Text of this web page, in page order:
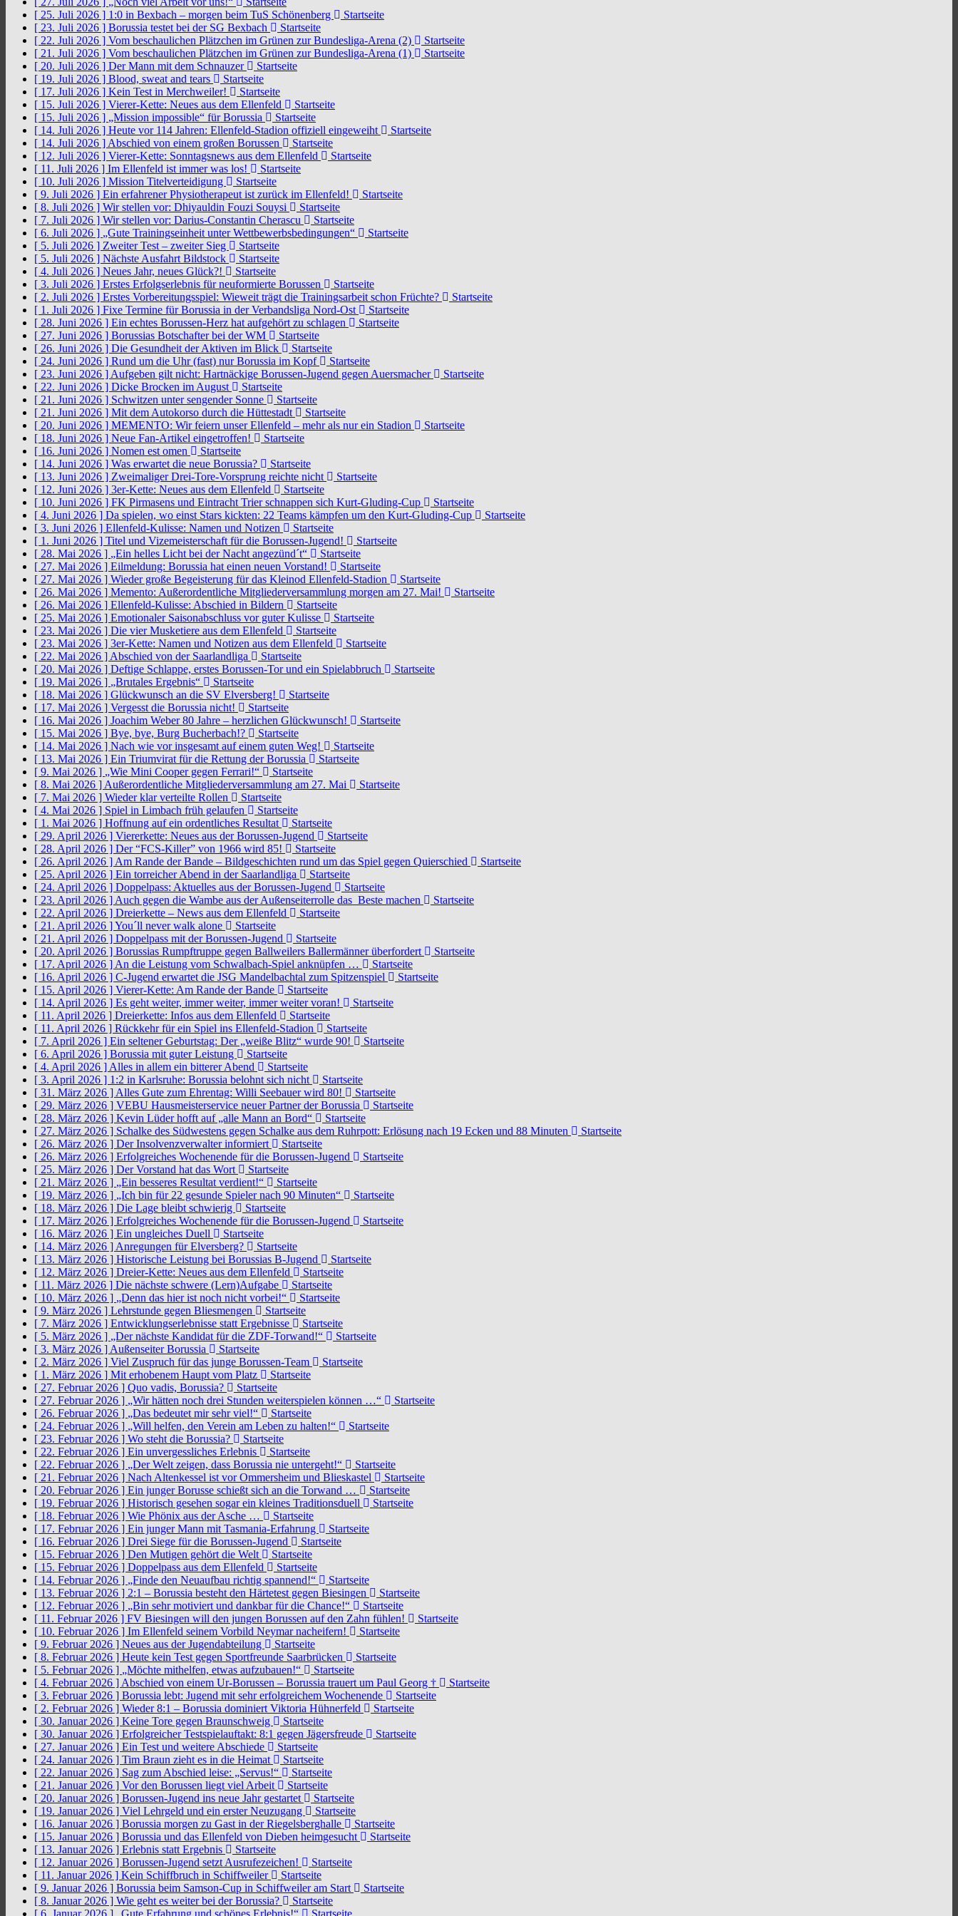
[ 25. Juli 2026 ] 1:0 in Bexbach – morgen beim TuS Schönenberg
Startseite
[ 23. Juli 2026 ] Borussia testet bei der SG Bexbach
Startseite
[ 22. Juli 2026 ] Vom beschaulichen Plätzchen im Grünen zur Bundesliga-Arena (2)
Startseite
[ 21. Juli 2026 ] Vom beschaulichen Plätzchen im Grünen zur Bundesliga-Arena (1)
Startseite
[ 20. Juli 2026 ] Der Mann mit dem Schnauzer
Startseite
[ 19. Juli 2026 ] Blood, sweat and tears
Startseite
[ 17. Juli 2026 ] Kein Test in Merchweiler!
Startseite
[ 15. Juli 2026 ] Vierer-Kette: Neues aus dem Ellenfeld
Startseite
[ 15. Juli 2026 ] „Mission impossible“ für Borussia
Startseite
[ 14. Juli 2026 ] Heute vor 114 Jahren: Ellenfeld-Stadion offiziell eingeweiht
Startseite
[ 14. Juli 2026 ] Abschied von einem großen Borussen
Startseite
[ 12. Juli 2026 ] Vierer-Kette: Sonntagsnews aus dem Ellenfeld
Startseite
[ 11. Juli 2026 ] Im Ellenfeld ist immer was los!
Startseite
[ 10. Juli 2026 ] Mission Titelverteidigung
Startseite
[ 9. Juli 2026 ] Ein erfahrener Physiotherapeut ist zurück im Ellenfeld!
Startseite
[ 8. Juli 2026 ] Wir stellen vor: Dhiyauldin Fouzi Souysi
Startseite
[ 7. Juli 2026 ] Wir stellen vor: Darius-Constantin Cherascu
Startseite
[ 6. Juli 2026 ] „Gute Trainingseinheit unter Wettbewerbsbedingungen“
Startseite
[ 5. Juli 2026 ] Zweiter Test – zweiter Sieg
Startseite
[ 5. Juli 2026 ] Nächste Ausfahrt Bildstock
Startseite
[ 4. Juli 2026 ] Neues Jahr, neues Glück?!
Startseite
[ 3. Juli 2026 ] Erstes Erfolgserlebnis für neuformierte Borussen
Startseite
[ 2. Juli 2026 ] Erstes Vorbereitungsspiel: Wieweit trägt die Trainingsarbeit schon Früchte?
Startseite
[ 1. Juli 2026 ] Fixe Termine für Borussia in der Verbandsliga Nord-Ost
Startseite
[ 28. Juni 2026 ] Ein echtes Borussen-Herz hat aufgehört zu schlagen
Startseite
[ 27. Juni 2026 ] Borussias Botschafter bei der WM
Startseite
[ 26. Juni 2026 ] Die Gesundheit der Aktiven im Blick
Startseite
[ 24. Juni 2026 ] Rund um die Uhr (fast) nur Borussia im Kopf
Startseite
[ 23. Juni 2026 ] Aufgeben gilt nicht: Hartnäckige Borussen-Jugend gegen Auersmacher
Startseite
[ 22. Juni 2026 ] Dicke Brocken im August
Startseite
[ 21. Juni 2026 ] Schwitzen unter sengender Sonne
Startseite
[ 21. Juni 2026 ] Mit dem Autokorso durch die Hüttestadt
Startseite
[ 20. Juni 2026 ] MEMENTO: Wir feiern unser Ellenfeld – mehr als nur ein Stadion
Startseite
[ 18. Juni 2026 ] Neue Fan-Artikel eingetroffen!
Startseite
[ 16. Juni 2026 ] Nomen est omen
Startseite
[ 14. Juni 2026 ] Was erwartet die neue Borussia?
Startseite
[ 13. Juni 2026 ] Zweimaliger Drei-Tore-Vorsprung reichte nicht
Startseite
[ 12. Juni 2026 ] 3er-Kette: Neues aus dem Ellenfeld
Startseite
[ 10. Juni 2026 ] FK Pirmasens und Eintracht Trier schnappen sich Kurt-Gluding-Cup
Startseite
[ 4. Juni 2026 ] Da spielen, wo einst Stars kickten: 22 Teams kämpfen um den Kurt-Gluding-Cup
Startseite
[ 3. Juni 2026 ] Ellenfeld-Kulisse: Namen und Notizen
Startseite
[ 1. Juni 2026 ] Titel und Vizemeisterschaft für die Borussen-Jugend!
Startseite
[ 28. Mai 2026 ] „Ein helles Licht bei der Nacht angezünd´t“
Startseite
[ 27. Mai 2026 ] Eilmeldung: Borussia hat einen neuen Vorstand!
Startseite
[ 27. Mai 2026 ] Wieder große Begeisterung für das Kleinod Ellenfeld-Stadion
Startseite
[ 26. Mai 2026 ] Memento: Außerordentliche Mitgliederversammlung morgen am 27. Mai!
Startseite
[ 26. Mai 2026 ] Ellenfeld-Kulisse: Abschied in Bildern
Startseite
[ 25. Mai 2026 ] Emotionaler Saisonabschluss vor guter Kulisse
Startseite
[ 23. Mai 2026 ] Die vier Musketiere aus dem Ellenfeld
Startseite
[ 23. Mai 2026 ] 3er-Kette: Namen und Notizen aus dem Ellenfeld
Startseite
[ 22. Mai 2026 ] Abschied von der Saarlandliga
Startseite
[ 20. Mai 2026 ] Deftige Schlappe, erstes Borussen-Tor und ein Spielabbruch
Startseite
[ 19. Mai 2026 ] „Brutales Ergebnis“
Startseite
[ 18. Mai 2026 ] Glückwunsch an die SV Elversberg!
Startseite
[ 17. Mai 2026 ] Vergesst die Borussia nicht!
Startseite
[ 16. Mai 2026 ] Joachim Weber 80 Jahre – herzlichen Glückwunsch!
Startseite
[ 15. Mai 2026 ] Bye, bye, Burg Bucherbach!?
Startseite
[ 14. Mai 2026 ] Nach wie vor insgesamt auf einem guten Weg!
Startseite
[ 13. Mai 2026 ] Ein Triumvirat für die Rettung der Borussia
Startseite
[ 9. Mai 2026 ] „Wie Mini Cooper gegen Ferrari!“
Startseite
[ 8. Mai 2026 ] Außerordentliche Mitgliederversammlung am 27. Mai
Startseite
[ 7. Mai 2026 ] Wieder klar verteilte Rollen
Startseite
[ 4. Mai 2026 ] Spiel in Limbach früh gelaufen
Startseite
[ 1. Mai 2026 ] Hoffnung auf ein ordentliches Resultat
Startseite
[ 29. April 2026 ] Viererkette: Neues aus der Borussen-Jugend
Startseite
[ 28. April 2026 ] Der “FCS-Killer” von 1966 wird 85!
Startseite
[ 26. April 2026 ] Am Rande der Bande – Bildgeschichten rund um das Spiel gegen Quierschied
Startseite
[ 25. April 2026 ] Ein torreicher Abend in der Saarlandliga
Startseite
[ 24. April 2026 ] Doppelpass: Aktuelles aus der Borussen-Jugend
Startseite
[ 23. April 2026 ] Auch gegen die Wambe aus der Außenseiterrolle das Beste machen
Startseite
[ 22. April 2026 ] Dreierkette – News aus dem Ellenfeld
Startseite
[ 21. April 2026 ]You´ll never walk alone
Startseite
[ 21. April 2026 ] Doppelpass mit der Borussen-Jugend
Startseite
[ 20. April 2026 ] Borussias Rumpftruppe gegen Ballweilers Ballermänner überfordert
Startseite
[ 17. April 2026 ] An die Leistung vom Schwalbach-Spiel anknüpfen …
Startseite
[ 16. April 2026 ] C-Jugend erwartet die JSG Mandelbachtal zum Spitzenspiel
Startseite
[ 15. April 2026 ] Vierer-Kette: Am Rande der Bande
Startseite
[ 14. April 2026 ] Es geht weiter, immer weiter, immer weiter voran!
Startseite
[ 11. April 2026 ] Dreierkette: Infos aus dem Ellenfeld
Startseite
[ 11. April 2026 ] Rückkehr für ein Spiel ins Ellenfeld-Stadion
Startseite
[ 7. April 2026 ] Ein seltener Geburtstag: Der „weiße Blitz“ wurde 90!
Startseite
[ 6. April 2026 ] Borussia mit guter Leistung
Startseite
[ 4. April 2026 ] Alles in allem ein bitterer Abend
Startseite
[ 3. April 2026 ] 1:2 in Karlsruhe: Borussia belohnt sich nicht
Startseite
[ 31. März 2026 ] Alles Gute zum Ehrentag: Willi Seebauer wird 80!
Startseite
[ 29. März 2026 ] VEBU Hausmeisterservice neuer Partner der Borussia
Startseite
[ 28. März 2026 ] Kevin Lüder hofft auf „alle Mann an Bord“
Startseite
[ 27. März 2026 ] Schalke des Südwestens gegen Schalke aus dem Ruhrpott: Erlösung nach 19 Ecken und 88 Minuten
Startseite
[ 26. März 2026 ] Der Insolvenzverwalter informiert
Startseite
[ 26. März 2026 ] Erfolgreiches Wochenende für die Borussen-Jugend
Startseite
[ 25. März 2026 ] Der Vorstand hat das Wort
Startseite
[ 21. März 2026 ] „Ein besseres Resultat verdient!“
Startseite
[ 19. März 2026 ] „Ich bin für 22 gesunde Spieler nach 90 Minuten“
Startseite
[ 18. März 2026 ] Die Lage bleibt schwierig
Startseite
[ 17. März 2026 ] Erfolgreiches Wochenende für die Borussen-Jugend
Startseite
[ 16. März 2026 ] Ein ungleiches Duell
Startseite
[ 14. März 2026 ] Anregungen für Elversberg?
Startseite
[ 13. März 2026 ] Historische Leistung bei Borussias B-Jugend
Startseite
[ 12. März 2026 ] Dreier-Kette: Neues aus dem Ellenfeld
Startseite
[ 11. März 2026 ] Die nächste schwere (Lern)Aufgabe
Startseite
[ 10. März 2026 ] „Denn das hier ist noch nicht vorbei!“
Startseite
[ 9. März 2026 ] Lehrstunde gegen Bliesmengen
Startseite
[ 7. März 2026 ] Entwicklungserlebnisse statt Ergebnisse
Startseite
[ 5. März 2026 ] „Der nächste Kandidat für die ZDF-Torwand!“
Startseite
[ 3. März 2026 ] Außenseiter Borussia
Startseite
[ 2. März 2026 ] Viel Zuspruch für das junge Borussen-Team
Startseite
[ 1. März 2026 ] Mit erhobenem Haupt vom Platz
Startseite
[ 27. Februar 2026 ] Quo vadis, Borussia?
Startseite
[ 27. Februar 2026 ] „Wir hätten noch drei Stunden weiterspielen können …“
Startseite
[ 26. Februar 2026 ] „Das bedeutet mir sehr viel!“
Startseite
[ 24. Februar 2026 ] „Will helfen, den Verein am Leben zu halten!“
Startseite
[ 23. Februar 2026 ] Wo steht die Borussia?
Startseite
[ 22. Februar 2026 ] Ein unvergessliches Erlebnis
Startseite
[ 22. Februar 2026 ] „Der Welt zeigen, dass Borussia nie untergeht!“
Startseite
[ 21. Februar 2026 ] Nach Altenkessel ist vor Ommersheim und Blieskastel
Startseite
[ 20. Februar 2026 ] Ein junger Borusse schießt sich an die Torwand …
Startseite
[ 19. Februar 2026 ] Historisch gesehen sogar ein kleines Traditionsduell
Startseite
[ 18. Februar 2026 ] Wie Phönix aus der Asche …
Startseite
[ 17. Februar 2026 ] Ein junger Mann mit Tasmania-Erfahrung
Startseite
[ 16. Februar 2026 ] Drei Siege für die Borussen-Jugend
Startseite
[ 15. Februar 2026 ] Den Mutigen gehört die Welt
Startseite
[ 15. Februar 2026 ] Doppelpass aus dem Ellenfeld
Startseite
[ 14. Februar 2026 ] „Finde den Neuaufbau richtig spannend!“
Startseite
[ 13. Februar 2026 ] 2:1 – Borussia besteht den Härtetest gegen Biesingen
Startseite
[ 12. Februar 2026 ] „Bin sehr motiviert und dankbar für die Chance!“
Startseite
[ 11. Februar 2026 ] FV Biesingen will den jungen Borussen auf den Zahn fühlen!
Startseite
[ 10. Februar 2026 ] Im Ellenfeld seinem Vorbild Neymar nacheifern!
Startseite
[ 9. Februar 2026 ] Neues aus der Jugendabteilung
Startseite
[ 8. Februar 2026 ] Heute kein Test gegen Sportfreunde Saarbrücken
Startseite
[ 5. Februar 2026 ] „Möchte mithelfen, etwas aufzubauen!“
Startseite
[ 4. Februar 2026 ] Abschied von einem Ur-Borussen – Borussia trauert um Paul Georg †
Startseite
[ 3. Februar 2026 ] Borussia lebt: Jugend mit sehr erfolgreichem Wochenende
Startseite
[ 2. Februar 2026 ] Wieder 8:1 – Borussia dominiert Viktoria Hühnerfeld
Startseite
[ 30. Januar 2026 ] Keine Tore gegen Braunschweig
Startseite
[ 30. Januar 2026 ] Erfolgreicher Testspielauftakt: 8:1 gegen Jägersfreude
Startseite
[ 27. Januar 2026 ] Ein Test und weitere Abschiede
Startseite
[ 24. Januar 2026 ] Tim Braun zieht es in die Heimat
Startseite
[ 22. Januar 2026 ] Sag zum Abschied leise: „Servus!“
Startseite
[ 21. Januar 2026 ] Vor den Borussen liegt viel Arbeit
Startseite
[ 20. Januar 2026 ] Borussen-Jugend ins neue Jahr gestartet
Startseite
[ 19. Januar 2026 ] Viel Lehrgeld und ein erster Neuzugang
Startseite
[ 16. Januar 2026 ] Borussia morgen zu Gast in der Riegelsberghalle
Startseite
[ 15. Januar 2026 ] Borussia und das Ellenfeld von Dieben heimgesucht
Startseite
[ 13. Januar 2026 ] Erlebnis statt Ergebnis
Startseite
[ 12. Januar 2026 ] Borussen-Jugend setzt Ausrufezeichen!
Startseite
[ 11. Januar 2026 ] Kein Schiffbruch in Schiffweiler
Startseite
[ 9. Januar 2026 ] Borussia beim Samson-Cup in Schiffweiler am Start
Startseite
[ 8. Januar 2026 ] Wie geht es weiter bei der Borussia?
Startseite
[ 6. Januar 2026 ]
„Gute Erfahrung und schönes Erlebnis!“ Startseite